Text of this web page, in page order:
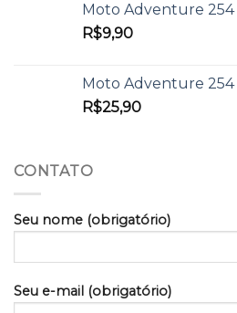
Moto Adventure 254
R$9,90
Moto Adventure 254
R$25,90
CONTATO
Seu nome (obrigatório)
Seu e-mail (obrigatório)